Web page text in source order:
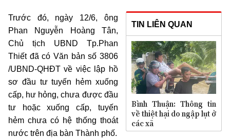
TIN LIÊN QUAN
Bình Thuận: Thông tin
về thiệt hại do ngập lụt ở
các xã
Trước đó, ngày 12/6, ông
Phan Nguyễn Hoàng Tân,
Chủ tịch UBND Tp.Phan
Thiết đã có Văn bản số 3806
/UBND-QHĐT về việc lập hồ
sơ đầu tư tuyến hẻm xuống
cấp, hư hỏng, chưa được đầu
tư hoặc xuống cấp, tuyến
hẻm chưa có hệ thống thoát
nước trên địa bàn Thành phố.